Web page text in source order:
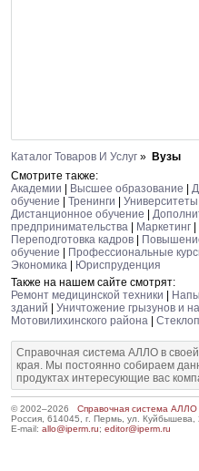
Каталог Товаров И Услуг » Вузы
Смотрите также:
Академии
Высшее образование
обучение
Тренинги Университеты
Дистанционное обучение
предпринимательства
Маркетинг
Переподготовка кадров
обучение
Профессиональные
Экономика
Юриспруденция
Также на нашем сайте смотрят:
Ремонт медицинской техники
зданий
Уничтожение грызунов и
Мотовилихинского района
Справочная система АЛЛО в
края. Мы постоянно собираем
продуктах интересующие вас
© 2002–2026 Справочная система АЛЛО
Россия, 614045, г. Пермь, ул. Куйбышева,
E-mail: allo@iperm.ru; editor@iperm.ru